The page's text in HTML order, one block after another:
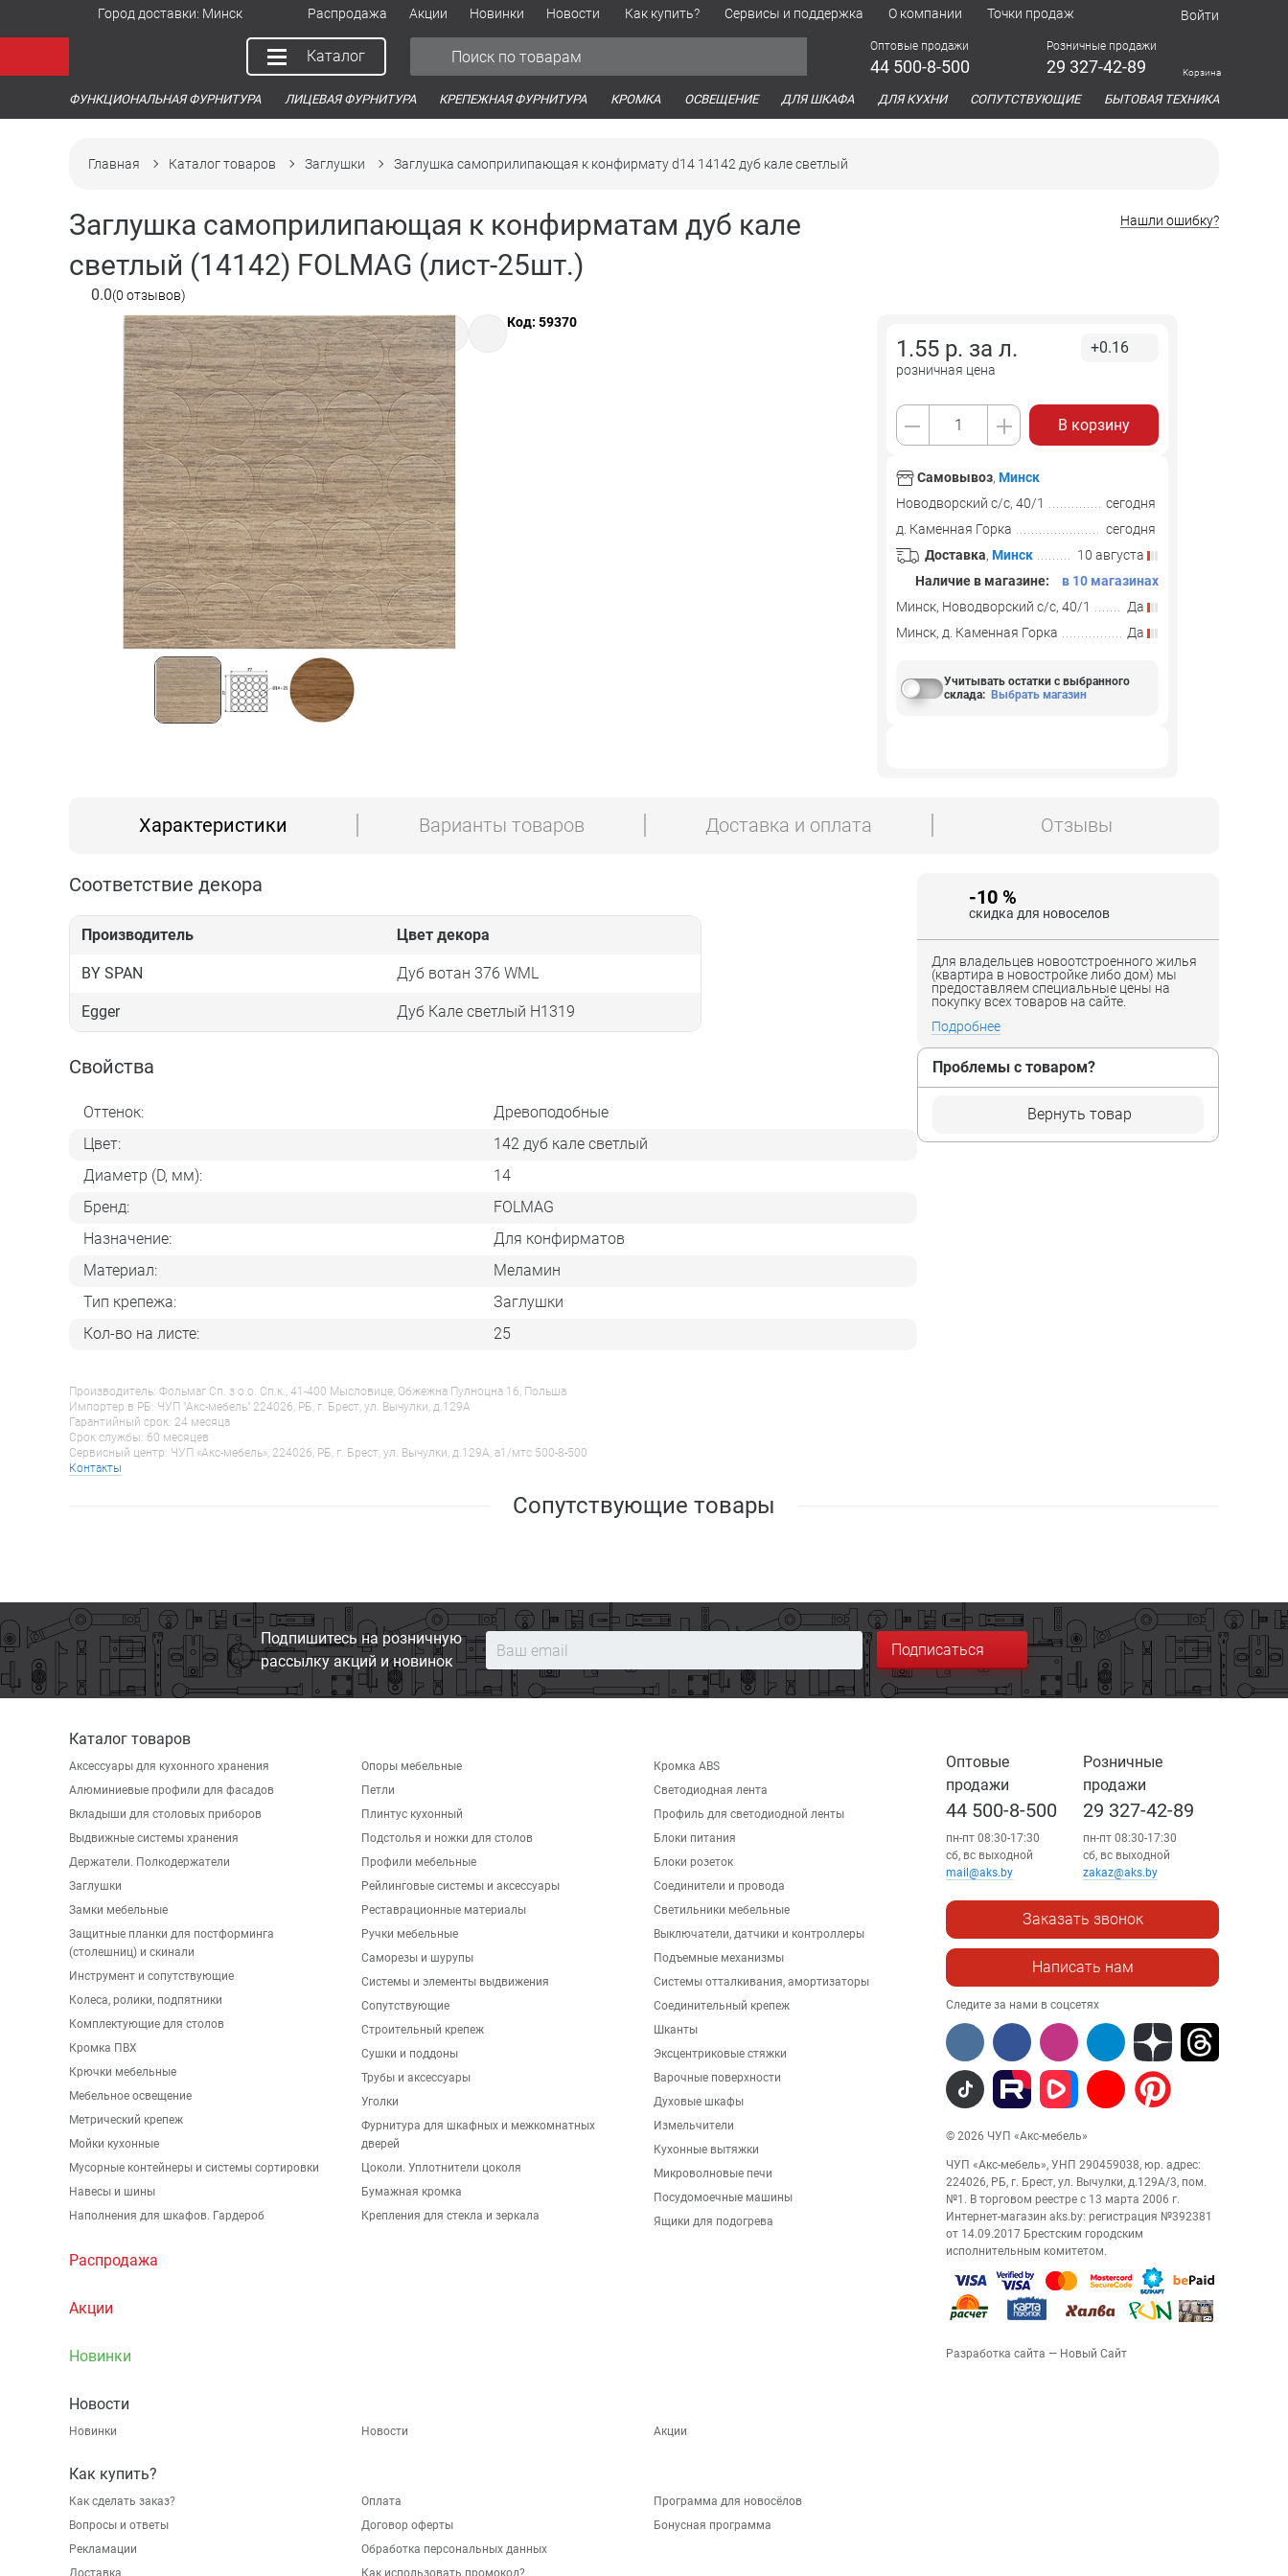
Город доставки: Минск Распродажа Акции Новинки Новости Как купить? Сервисы и поддержка О компании Точки продаж Войти
Каталог
Оптовые продажи
44 500-8-500
Розничные продажи
29 327-42-89 Корзина
ФУНКЦИОНАЛЬНАЯ ФУРНИТУРА ЛИЦЕВАЯ ФУРНИТУРА КРЕПЕЖНАЯ ФУРНИТУРА КРОМКА ОСВЕЩЕНИЕ ДЛЯ ШКАФА ДЛЯ КУХНИ СОПУТСТВУЮЩИЕ БЫТОВАЯ ТЕХНИКА
Главная Каталог товаров Заглушки Заглушка самоприлипающая к конфирмату d14 14142 дуб кале светлый
Заглушка самоприлипающая к конфирматам дуб кале
светлый (14142) FOLMAG (лист-25шт.)
0.0(0 отзывов)
Нашли ошибку?
Код: 59370
1.55 р. за л.
розничная цена
+0.16
В корзину
Самовывоз, Минск
Новодворский с/с, 40/1
сегодня
д. Каменная Горка
сегодня
Доставка, Минск
10 августа
Наличие в магазине:
в 10 магазинах
Минск, Новодворский с/с, 40/1
Да
Минск, д. Каменная Горка
Да
Учитывать остатки с выбранного
склада: Выбрать магазин
Характеристики Варианты товаров Доставка и оплата Отзывы
Соответствие декора
Производитель Цвет декора
BY SPAN Дуб вотан 376 WML
Egger Дуб Кале светлый Н1319
Свойства
Оттенок:
Древоподобные
Цвет:
142 дуб кале светлый
Диаметр (D, мм):
14
Бренд:
FOLMAG
Назначение:
Для конфирматов
Материал:
Меламин
Тип крепежа:
Заглушки
Кол-во на листе:
25
Производитель: Фольмаг Сп. з о.о. Сп.к., 41-400 Мысловице, Обжежна Пулноцна 16, Польша
Импортер в РБ: ЧУП "Акс-мебель" 224026, РБ, г. Брест, ул. Вычулки, д.129А
Гарантийный срок: 24 месяца
Срок службы: 60 месяцев
Сервисный центр: ЧУП «Акс-мебель», 224026, РБ, г. Брест, ул. Вычулки, д.129А, a1/мтс 500-8-500
Контакты
-10 %
скидка для новоселов
Для владельцев новоотстроенного жилья
(квартира в новостройке либо дом) мы
предоставляем специальные цены на
покупку всех товаров на сайте.
Подробнее
Проблемы с товаром?
Вернуть товар
Сопутствующие товары
Подпишитесь на розничную
рассылку акций и новинок
Подписаться
Каталог товаров
Аксессуары для кухонного хранения
Алюминиевые профили для фасадов
Вкладыши для столовых приборов
Выдвижные системы хранения
Держатели. Полкодержатели
Заглушки
Замки мебельные
Защитные планки для постформинга
(столешниц) и скинали
Инструмент и сопутствующие
Колеса, ролики, подпятники
Комплектующие для столов
Кромка ПВХ
Крючки мебельные
Мебельное освещение
Метрический крепеж
Мойки кухонные
Мусорные контейнеры и системы сортировки
Навесы и шины
Наполнения для шкафов. Гардероб
Опоры мебельные
Петли
Плинтус кухонный
Подстолья и ножки для столов
Профили мебельные
Рейлинговые системы и аксессуары
Реставрационные материалы
Ручки мебельные
Саморезы и шурупы
Системы и элементы выдвижения
Сопутствующие
Строительный крепеж
Сушки и поддоны
Трубы и аксессуары
Уголки
Фурнитура для шкафных и межкомнатных
дверей
Цоколи. Уплотнители цоколя
Бумажная кромка
Крепления для стекла и зеркала
Кромка ABS
Светодиодная лента
Профиль для светодиодной ленты
Блоки питания
Блоки розеток
Соединители и провода
Светильники мебельные
Выключатели, датчики и контроллеры
Подъемные механизмы
Системы отталкивания, амортизаторы
Соединительный крепеж
Шканты
Эксцентриковые стяжки
Варочные поверхности
Духовые шкафы
Измельчители
Кухонные вытяжки
Микроволновые печи
Посудомоечные машины
Ящики для подогрева
Распродажа
Акции
Новинки
Новости
Новинки Новости Акции
Как купить?
Как сделать заказ?
Вопросы и ответы
Рекламации
Доставка
Оплата
Договор оферты
Обработка персональных данных
Как использовать промокод?
Программа для новосёлов
Бонусная программа
Оптовые
продажи
44 500-8-500
пн-пт 08:30-17:30
сб, вс выходной
mail@aks.by
Розничные
продажи
29 327-42-89
пн-пт 08:30-17:30
сб, вс выходной
zakaz@aks.by
Заказать звонок
Написать нам
Следите за нами в соцсетях
© 2026 ЧУП «Акс-мебель»
ЧУП «Акс-мебель», УНП 290459038, юр. адрес:
224026, РБ, г. Брест, ул. Вычулки, д.129А/3, пом.
№1. В торговом реестре с 13 марта 2006 г.
Интернет-магазин aks.by: регистрация №392381
от 14.09.2017 Брестским городским
исполнительным комитетом.
Разработка сайта — Новый Сайт